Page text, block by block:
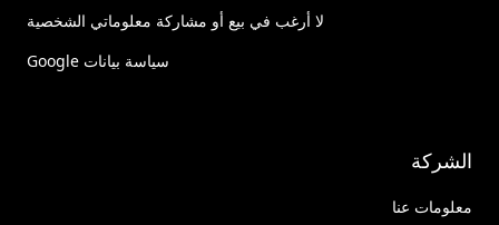
لا أرغب في بيع أو مشاركة معلوماتي الشخصية
سياسة بيانات Google
الشركة
معلومات عنا